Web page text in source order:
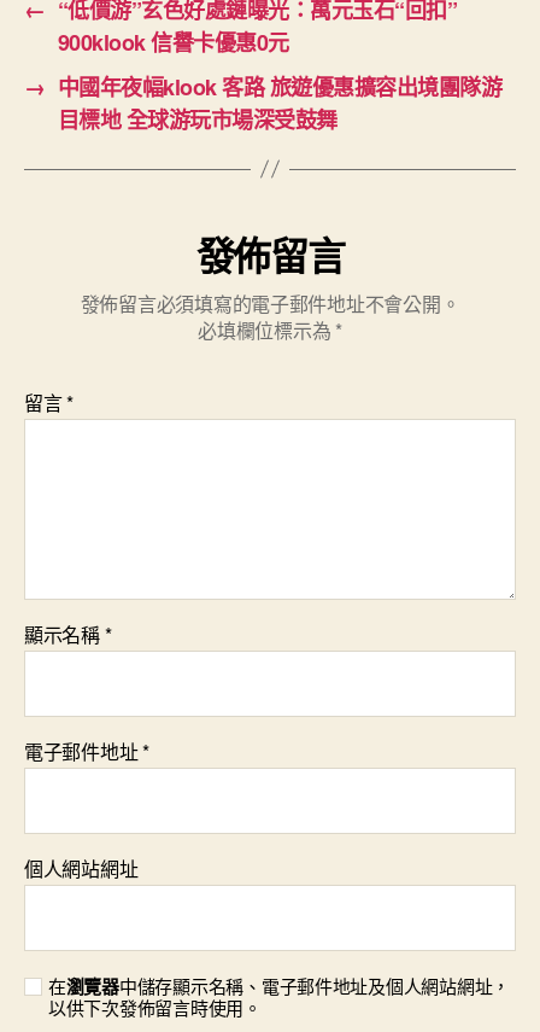
← “低價游”玄色好處鏈曝光：萬元玉石“回扣”
900klook 信譽卡優惠0元
→ 中國年夜幅klook 客路 旅遊優惠擴容出境團隊游
目標地 全球游玩市場深受鼓舞
發佈留言
發佈留言必須填寫的電子郵件地址不會公開。
必填欄位標示為 *
留言*
顯示名稱*
電子郵件地址*
個人網站網址
在瀏覽器中儲存顯示名稱、電子郵件地址及個人網站網址，
以供下次發佈留言時使用。